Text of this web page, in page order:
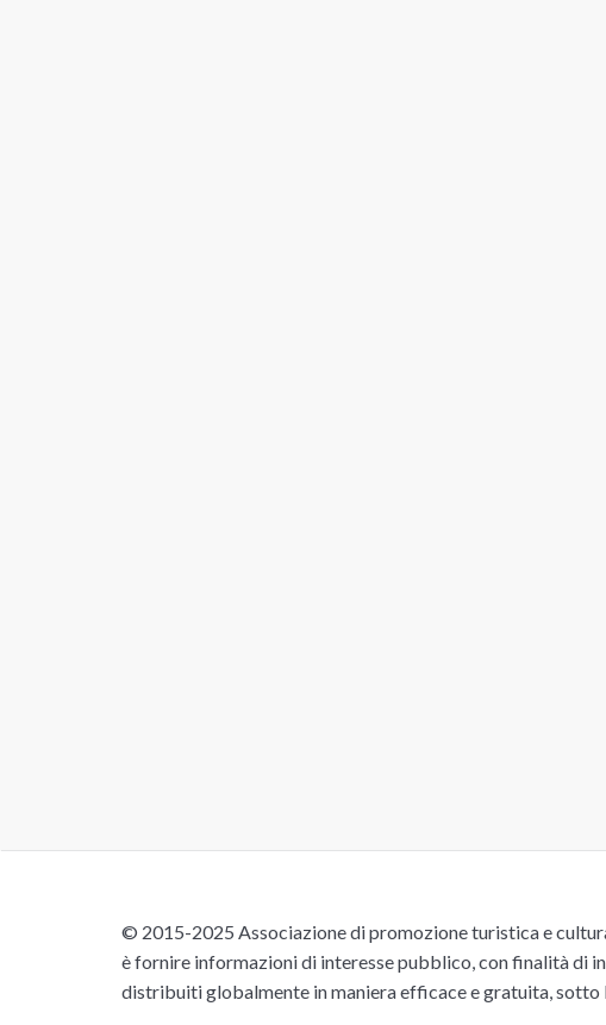
© 2015-2025 Associazione di promozione turistica e
è fornire informazioni di interesse pubblico, con finalità di
distribuiti globalmente in maniera efficace e gratuita,